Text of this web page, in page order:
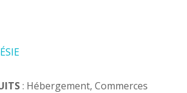
: Hébergement, Commerces